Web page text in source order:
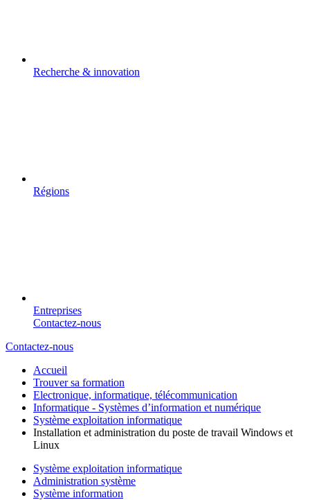
Recherche & innovation
Régions
Entreprises
Contactez-nous
Contactez-nous
Accueil
Trouver sa formation
Electronique, informatique, télécommunication
Informatique - Systèmes d’information et numérique
Système exploitation informatique
Installation et administration du poste de travail Windows et
Linux
Système exploitation informatique
Administration système
Système information